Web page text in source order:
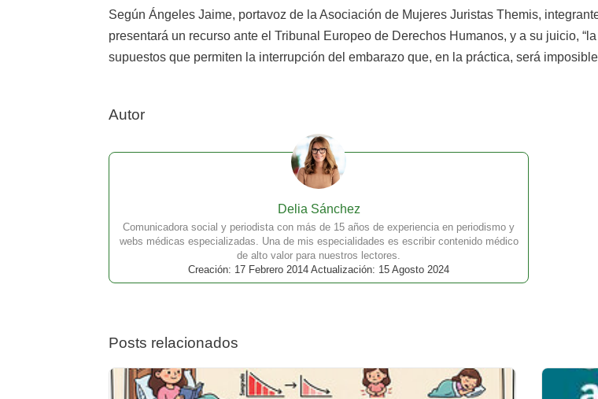
Según Ángeles Jaime, portavoz de la Asociación de Mujeres Juristas Themis,
presentará un recurso ante el Tribunal Europeo de Derechos Humanos, y a su juicio,
supuestos que permiten la interrupción del embarazo que, en la práctica, será
Autor
Delia Sánchez
Comunicadora social y periodista con más de 15 años de experiencia en periodismo y
webs médicas especializadas. Una de mis especialidades es escribir contenido médico
de alto valor para nuestros lectores.
Creación: 17 Febrero 2014 Actualización: 15 Agosto 2024
Posts relacionados